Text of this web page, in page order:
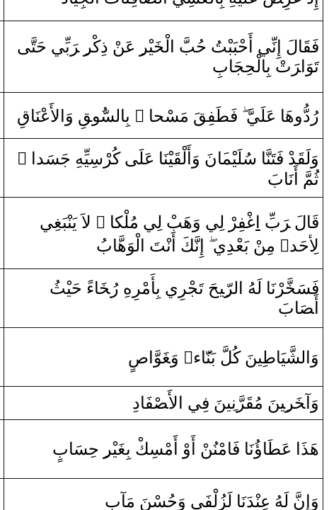
فَ‍قَ‍‍الَ ‌إِنِّ‍‍ي ‌أَحْبَ‍‍بْ‍‍تُ حُبَّ لْ‍‍خَ‍‍يْ‍‍ر ‍ِ‍‌ عَ‍‌‍ن ْ ‌ذِكْ‍‍ر ‍ِ‍‌ ‌‍رَبِّي حَتَّى‌
تَوَ‌ا‌‍رَ تْ بِ‍الْحِجَابِ
رُ‌دُّ‌وهَا‌ عَلَيَّ فَ‍‍طَ‍‍فِ‍‍قَ مَسْحا ‌ ً ‌ بِ‍ال‍‍سّ‍‍ُ‍و‍قِ ‌وَ لأَعْنَاقِ
وَلَ‍قَ‍‍د ْ‌ فَتَ‍‍نَّ‍‍ا‌ سُلَيْم‍‍َ‍انَ ‌وَ‌أَلْ‍‍قَ‍‍يْنَا‌ عَلَى‌ كُرْسِيِّ‍‍هِ جَسَد‌ا‌ ‌ ً
ثُ‍‍مّ َ ‌أَنَابَ
قَ‍‍الَ ‌‍رَ بِّ غْ‍‍فِ‍‍ر ْ‌ لِي ‌وَهَ‍‍ب ْ لِي مُلْكا ‌ ً ‌ لاَ‌ يَ‍‌‍نْ‍‍بَ‍‍غِ‍‍ي
لِأحَد‌ٍ ‌ مِ‍‌‍ن ْ بَعْدِي ‌إِنَّ‍‍كَ ‌أَ‌نْ‍‍تَ لْوَهَّابُ
فَسَ‍خَّ‍‍رْنَا‌ لَهُ ل‍‍رّ‍ِ‍ي‍‍حَ تَ‍‍جْ‍‍ر ِي بِأَمْ‍‍ر هِ ‌رُ‍خَ‍‍ا‌ءً‌ حَ‍‍يْ‍‍ثُ
صَ‍‍ابَ
وَ‌الشَّيَاطِ‍‍ي‍‍نَ كُلَّ بَ‍‍نّ‍‍َ‍ا‌ء‌ٍ ‌ ‌وَ‍‍غَ‍‍وَّ‌ا صٍ
وَ‌آ‍ ‍خَ‍‍ر‍ِ‍ي‍‍نَ مُ‍‍قَ‍رَّ ن‍‍ِ‍ي‍‍نَ فِي لأَ‍صْ‍‍فَا‌دِ
هَذَ‌ا‌ عَ‍‍طَ‍‍ا‌ؤُنَا‌ فَامْنُ‍‌‍ن ْ ‌أَ‌وْ‌ ‌أَمْسِكْ بِ‍‍غَ‍‍يْ‍‍ر ‍ِ‍‌ حِسَابٍ
وَ‌إِ نّ َ لَ‍‍هُ عِ‍‌‍نْ‍‍دَنَا‌ لَزُلْفَى‌ ‌وَحُسْنَ مَآبٍ